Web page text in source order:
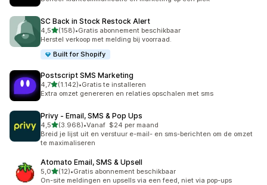
SC Back in Stock Restock Alert
4,5van 5 sterren
(158)
158 recensies in totaal
•Gratis abonnement beschikbaar
Herstel verkoop met melding bij voorraad.
Built for Shopify
Postscript SMS Marketing
4,7van 5 sterren
(1.142)
1142 recensies in totaal
•Gratis te installeren
Extra omzet genereren en relaties opschalen met sms
Privy ‑ Email, SMS & Pop Ups
4,5van 5 sterren
(3.968)
3968 recensies in totaal
•Vanaf $24 per maand
Breid je lijst uit en verstuur e-mail- en sms-berichten om de omzet
te maximaliseren
Atomato Email, SMS & Upsell
5,0van 5 sterren
(12)
12 recensies in totaal
•Gratis abonnement beschikbaar
On-site meldingen en upsells via een feed, niet via pop-ups